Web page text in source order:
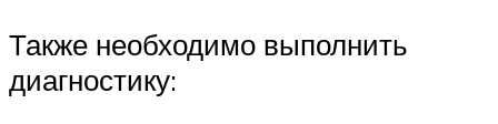
Также необходимо выполнить
диагностику: